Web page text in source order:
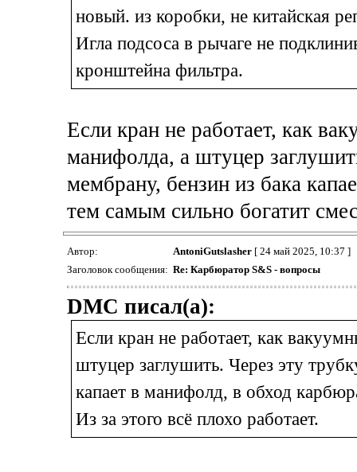
новый. из коробки, не китайская
Игла подсоса в рычаге не
кронштейна фильтра.
Если кран не работает, как
манифолда, а штуцер
мембрану, бензин из бака
тем самым сильно богатит
Автор: AntoniGutslasher[ 24 май 2025, 10:37 ]
Заголовок сообщения: Re: Карбюратор S&S - вопросы
DMC писал(а):
Если кран не работает, как
штуцер заглушить. Через эту
капает в манифолд, в обход
Из за этого всё плохо работает.